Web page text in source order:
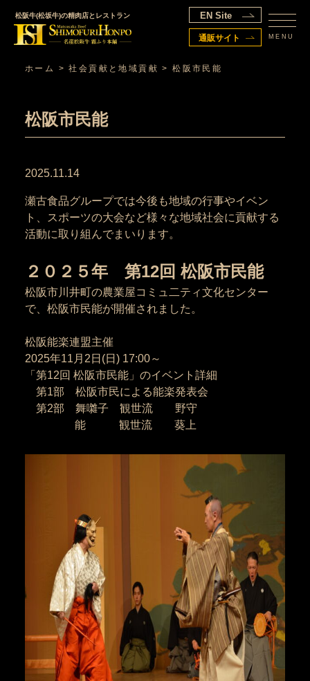
松阪牛(松坂牛)の精肉店とレストラン
通販サイト
EN Site
MENU
ホーム >社会貢献と地域貢献 >松阪市民能
松阪市民能
2025.11.14
瀬古食品グループでは今後も地域の行事やイベン
ト、スポーツの大会など様々な地域社会に貢献する
活動に取り組んでまいります。
２０２５年 第12回 松阪市民能
松阪市川井町の農業屋コミュ二ティ文化センター
で、松阪市民能が開催されました。
松阪能楽連盟主催
2025年11 月 2 日 (日 ) 17:00～
「第12回 松阪市民能」のイベント詳細
第1部 松阪市民による能楽発表会
第2部 舞囃子 観世流 野守
能 観世流 葵上